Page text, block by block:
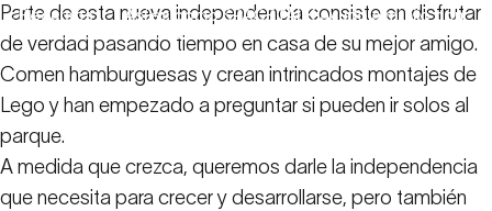
Recursos
familiares
Así es como SPACETALK ayudó a mi hijo con
necesidades especiales.
Parte de esta nueva independencia consiste en disfrutar
de verdad pasando tiempo en casa de su mejor amigo.
Comen hamburguesas y crean intrincados montajes de
Lego y han empezado a preguntar si pueden ir solos al
parque.
A medida que crezca, queremos darle la independencia
que necesita para crecer y desarrollarse, pero también